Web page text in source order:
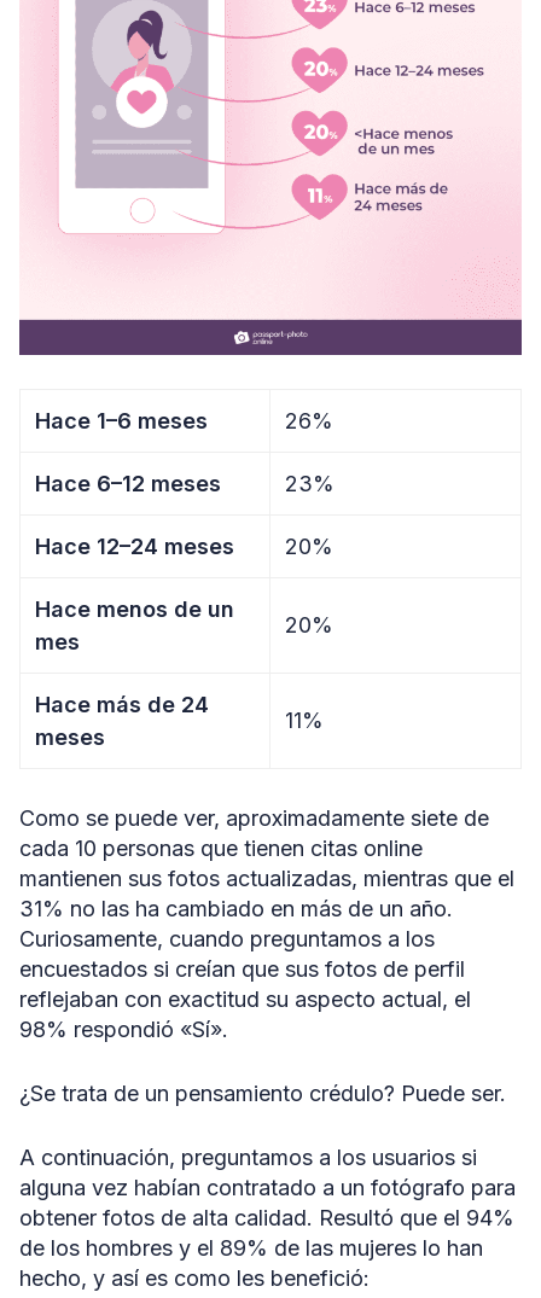
Hace 1–6 meses 26%
Hace 6–12 meses 23%
Hace 12–24 meses 20%
Hace menos de un
mes
20%
Hace más de 24
meses
11%
Como se puede ver, aproximadamente siete de
cada 10 personas que tienen citas online
mantienen sus fotos actualizadas, mientras que el
31% no las ha cambiado en más de un año.
Curiosamente, cuando preguntamos a los
encuestados si creían que sus fotos de perfil
reflejaban con exactitud su aspecto actual, el
98% respondió «Sí».
¿Se trata de un pensamiento crédulo? Puede ser.
A continuación, preguntamos a los usuarios si
alguna vez habían contratado a un fotógrafo para
obtener fotos de alta calidad. Resultó que el 94%
de los hombres y el 89% de las mujeres lo han
hecho, y así es como les benefició: